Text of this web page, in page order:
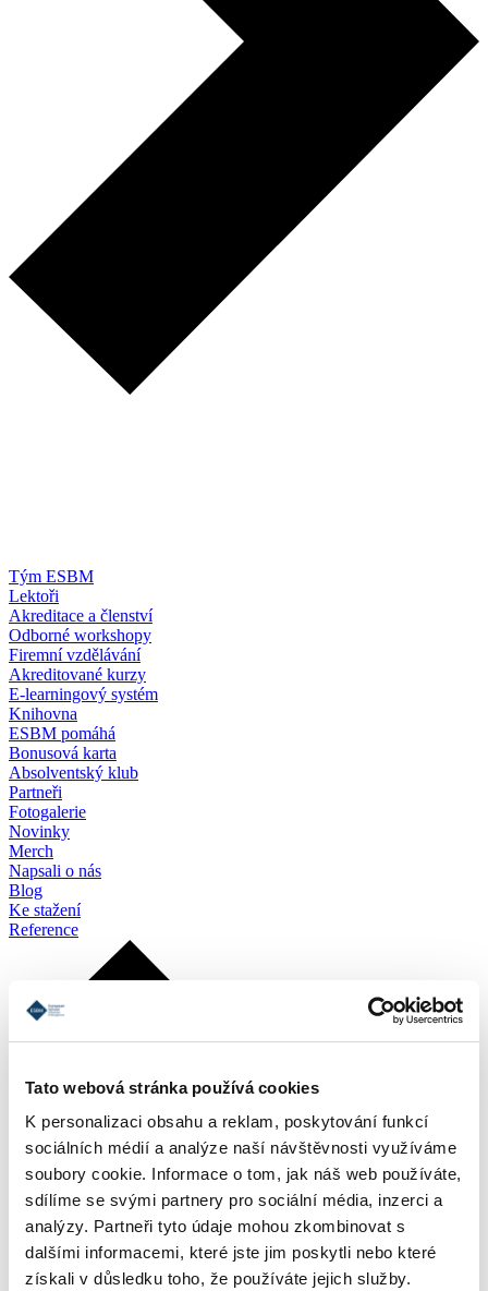
Tato webová stránka používá cookies
K personalizaci obsahu a reklam, poskytování funkcí
sociálních médií a analýze naší návštěvnosti využíváme
soubory cookie. Informace o tom, jak náš web používáte,
sdílíme se svými partnery pro sociální média, inzerci a
analýzy. Partneři tyto údaje mohou zkombinovat s
dalšími informacemi, které jste jim poskytli nebo které
získali v důsledku toho, že používáte jejich služby.
Tým ESBM
Lektoři
Akreditace a členství
Odborné workshopy
Firemní vzdělávání
Akreditované kurzy
E-learningový systém
Knihovna
ESBM pomáhá
Bonusová karta
Absolventský klub
Partneři
Fotogalerie
Novinky
Merch
Napsali o nás
Blog
Ke stažení
Reference